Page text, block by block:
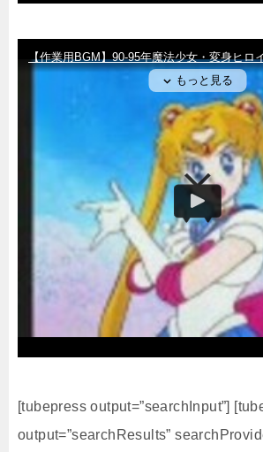
[tubepress output=”searchInput”]
output=”searchResults”